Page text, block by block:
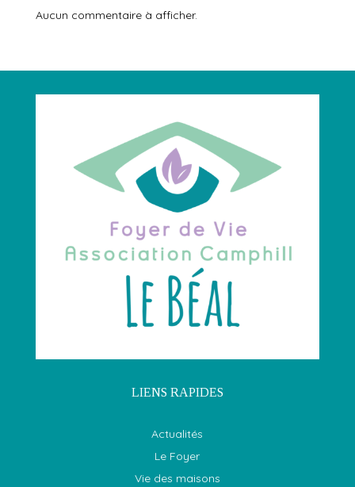
Aucun commentaire à afficher.
LIENS RAPIDES
Actualités
Le Foyer
Vie des maisons